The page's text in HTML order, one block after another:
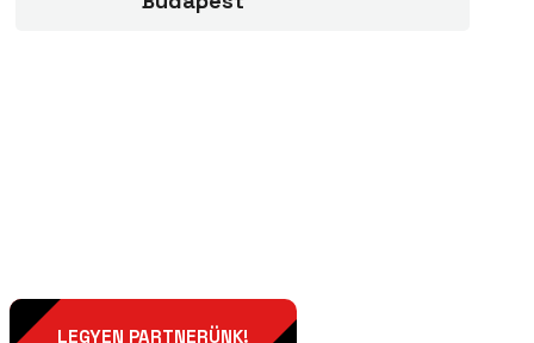
LEGYEN PARTNERÜNK!